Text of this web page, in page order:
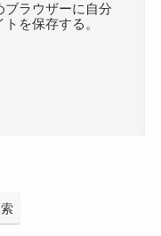
ブラウザーに自分
を保存する。